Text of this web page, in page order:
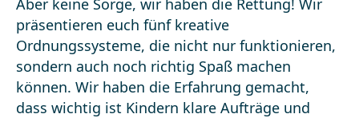
Aber keine Sorge, wir haben die Rettung! Wir
präsentieren euch fünf kreative
Ordnungssysteme, die nicht nur funktionieren,
sondern auch noch richtig Spaß machen
können. Wir haben die Erfahrung gemacht,
dass wichtig ist Kindern klare Aufträge und